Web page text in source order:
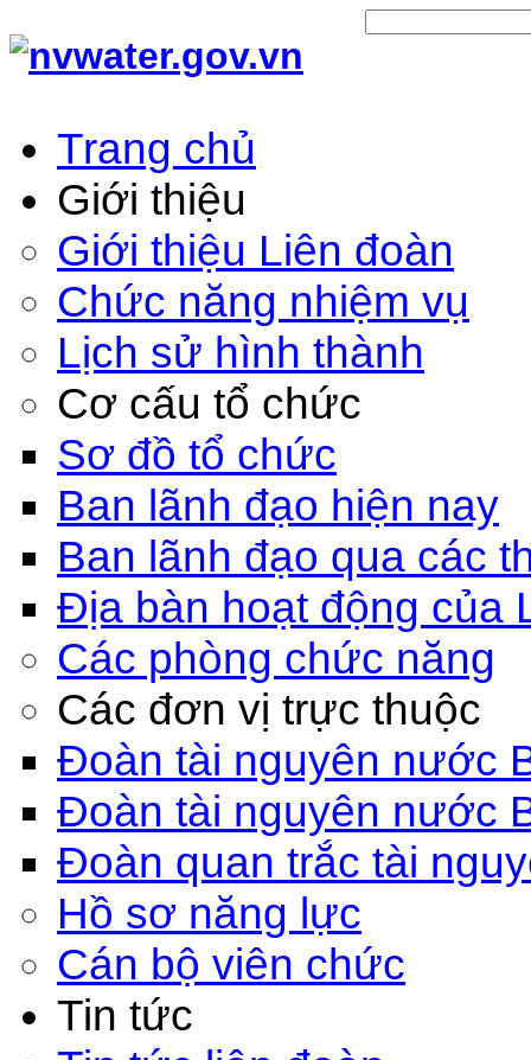
Trang chủ
Giới thiệu
Giới thiệu Liên đoàn
Chức năng nhiệm vụ
Lịch sử hình thành
Cơ cấu tổ chức
Sơ đồ tổ chức
Ban lãnh đạo hiện nay
Ban lãnh đạo qua các
Địa bàn hoạt động của
Các phòng chức năng
Các đơn vị trực thuộc
Đoàn tài nguyên nước
Đoàn tài nguyên nước
Đoàn quan trắc tài
Hồ sơ năng lực
Cán bộ viên chức
Tin tức